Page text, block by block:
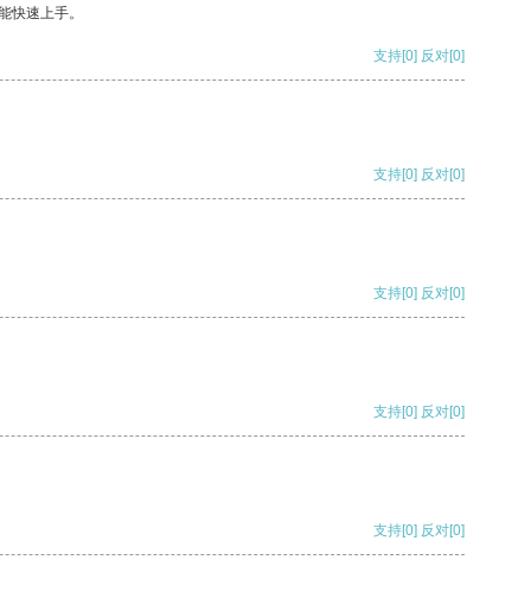
快速上手。
支持[0] 反对[0]
支持[0] 反对[0]
支持[0] 反对[0]
支持[0] 反对[0]
支持[0] 反对[0]